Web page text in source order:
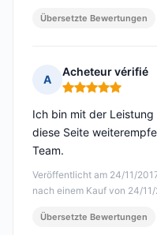
Übersetzte Bewertungen
A
Acheteur vérifié
Hinweis: 5 von 5
Veröffentlicht am 24/11/
nach einem Kauf von 24/
Ich bin mit der
diese Seite
Team.
Übersetzte Bewertungen